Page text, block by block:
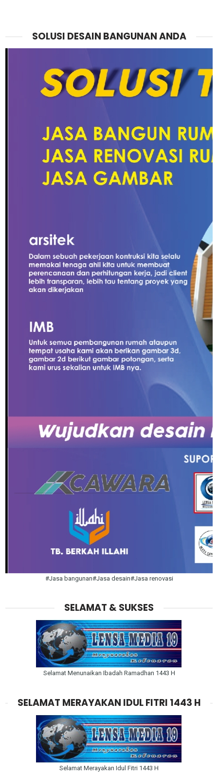
SOLUSI DESAIN BANGUNAN ANDA
#Jasa bangunan#Jasa desain#Jasa renovasi
SELAMAT & SUKSES
Selamat Menunaikan Ibadah Ramadhan 1443 H
SELAMAT MERAYAKAN IDUL FITRI 1443 H
Selamat Merayakan Idul Fitri 1443 H